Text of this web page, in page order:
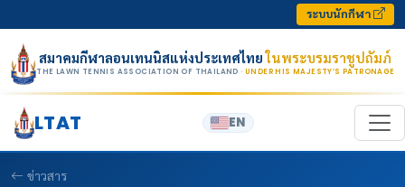
ระบบนักกีฬา
สมาคมกีฬาลอนเทนนิสแห่งประเทศไทยในพระบรมราชูปถัมภ์
THE LAWN TENNIS ASSOCIATION OF THAILAND · UNDER HIS MAJESTY’S PATRONAGE
LTAT EN
ข่าวสาร